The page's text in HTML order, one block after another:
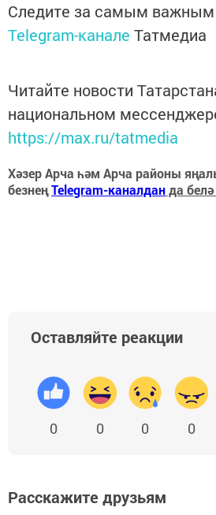
Следите за самым
Telegram-канале Татмедиа
Читайте новости
национальном
https://max.ru/tatmedia
Хәзер Арча һәм Арча районы
безнеңTelegram-каналданда
Оставляйте реакции
0 0 0 0
Расскажите друзьям